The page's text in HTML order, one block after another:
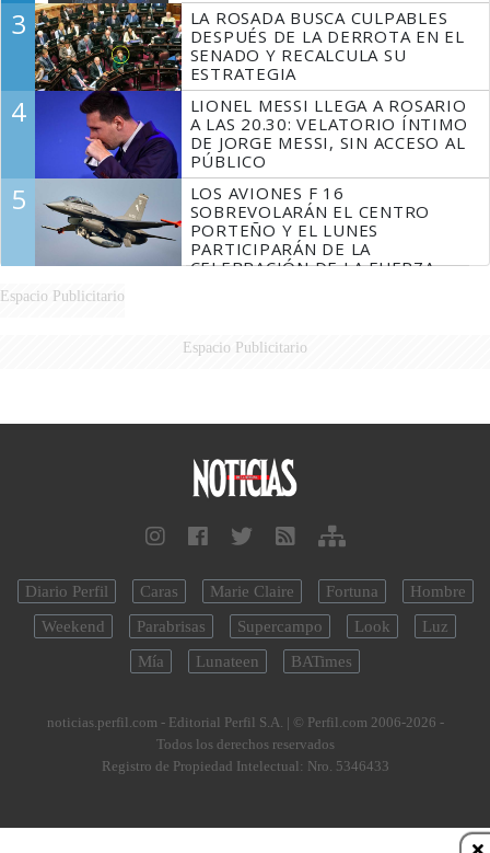
3
LA ROSADA BUSCA CULPABLES
DESPUÉS DE LA DERROTA EN EL
SENADO Y RECALCULA SU
ESTRATEGIA
4
LIONEL MESSI LLEGA A ROSARIO
A LAS 20.30: VELATORIO ÍNTIMO
DE JORGE MESSI, SIN ACCESO AL
PÚBLICO
5
LOS AVIONES F 16
SOBREVOLARÁN EL CENTRO
PORTEÑO Y EL LUNES
PARTICIPARÁN DE LA
CELEBRACIÓN DE LA FUERZA
Espacio Publicitario
Espacio Publicitario
Diario Perfil Caras Marie Claire Fortuna
Hombre
Weekend
Parabrisas Supercampo Look
Luz
Mía
Lunateen BATimes
noticias.perfil.com - Editorial Perfil S.A. | © Perfil.com 2006-2026 -
Todos los derechos reservados
Registro de Propiedad Intelectual: Nro. 5346433